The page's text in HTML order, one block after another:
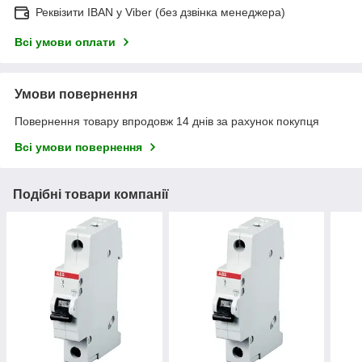
Реквізити IBAN у Viber (без дзвінка менеджера)
Всі умови оплати
Умови повернення
Повернення товару впродовж 14 днів за рахунок покупця
Всі умови повернення
Подібні товари компанії